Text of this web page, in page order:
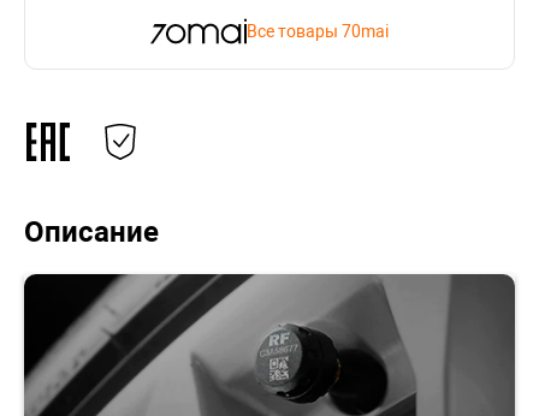
Все товары 70mai
Описание